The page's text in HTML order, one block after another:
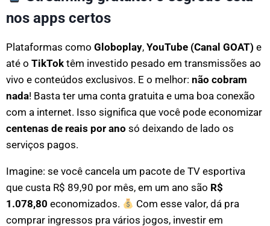
nos apps certos
Plataformas como Globoplay, YouTube (Canal GOAT) e
até o TikTok têm investido pesado em transmissões ao
vivo e conteúdos exclusivos. E o melhor: não cobram
nada! Basta ter uma conta gratuita e uma boa conexão
com a internet. Isso significa que você pode economizar
centenas de reais por ano só deixando de lado os
serviços pagos.
Imagine: se você cancela um pacote de TV esportiva
que custa R$ 89,90 por mês, em um ano são R$
1.078,80 economizados.
Com esse valor, dá pra
comprar ingressos pra vários jogos, investir em